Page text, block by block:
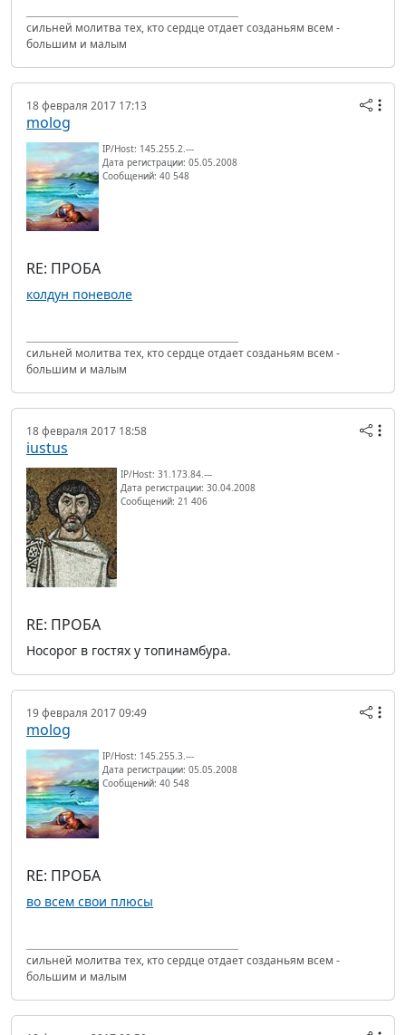
сильней молитва тех, кто сердце отдает созданьям всем -
большим и малым
18 февраля 2017 17:13
molog
IP/Host: 145.255.2.---
Дата регистрации: 05.05.2008
Сообщений: 40 548
RE: ПРОБА
колдун поневоле
сильней молитва тех, кто сердце отдает созданьям всем -
большим и малым
18 февраля 2017 18:58
iustus
IP/Host: 31.173.84.---
Дата регистрации: 30.04.2008
Сообщений: 21 406
RE: ПРОБА
Носорог в гостях у топинамбура.
19 февраля 2017 09:49
molog
IP/Host: 145.255.3.---
Дата регистрации: 05.05.2008
Сообщений: 40 548
RE: ПРОБА
во всем свои плюсы
сильней молитва тех, кто сердце отдает созданьям всем -
большим и малым